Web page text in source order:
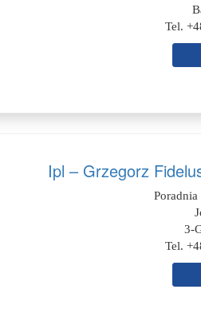
Tel.
Ipl – Grzegorz
3-
Tel.